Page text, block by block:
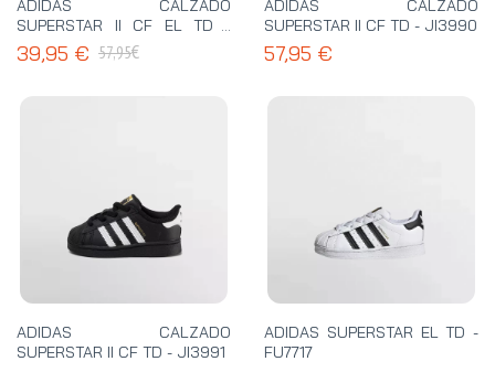
ADIDAS CALZADO
SUPERSTAR II CF EL TD -
JQ1791
39,95 € 57,95€
ADIDAS CALZADO
SUPERSTAR II CF TD - JI3990
57,95 €
ADIDAS CALZADO
SUPERSTAR II CF TD - JI3991
ADIDAS SUPERSTAR EL TD -
FU7717